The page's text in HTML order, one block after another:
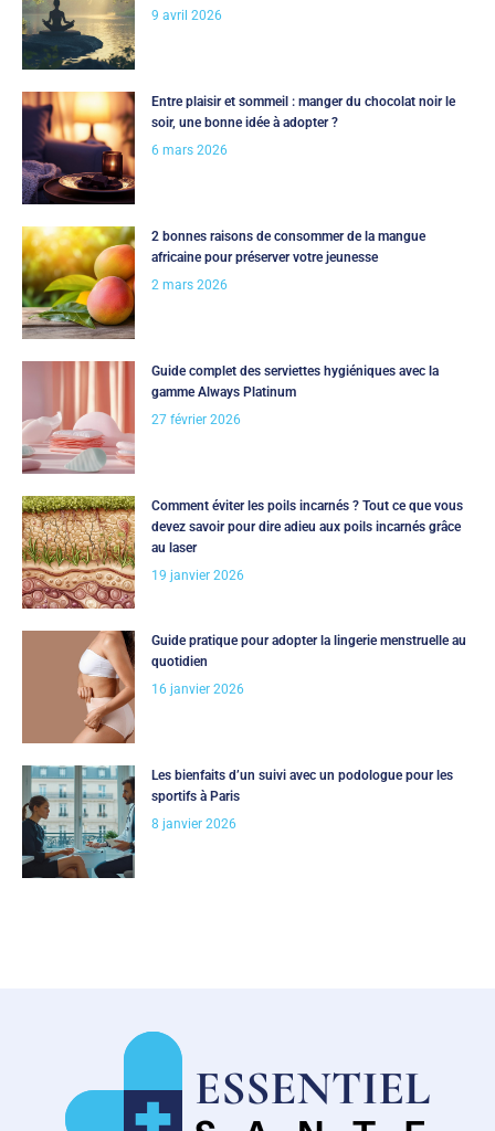
9 avril 2026
Entre plaisir et sommeil : manger du chocolat noir le
soir, une bonne idée à adopter ?
6 mars 2026
2 bonnes raisons de consommer de la mangue
africaine pour préserver votre jeunesse
2 mars 2026
Guide complet des serviettes hygiéniques avec la
gamme Always Platinum
27 février 2026
Comment éviter les poils incarnés ? Tout ce que vous
devez savoir pour dire adieu aux poils incarnés grâce
au laser
19 janvier 2026
Guide pratique pour adopter la lingerie menstruelle au
quotidien
16 janvier 2026
Les bienfaits d’un suivi avec un podologue pour les
sportifs à Paris
8 janvier 2026